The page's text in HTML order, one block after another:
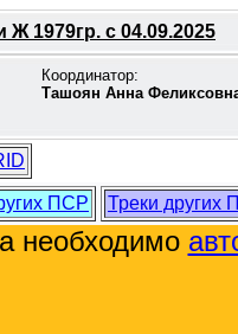
1979гр. с 04.09.2025
Координатор:
Ташоян Анна
ПСР Треки других
необходимо